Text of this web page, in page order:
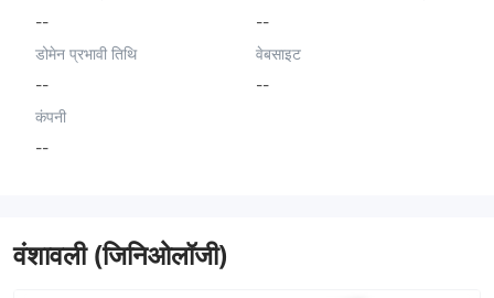
--
--
डोमेन प्रभावी तिथि
--
वेबसाइट
--
कंपनी
--
वंशावली (जिनिओलॉजी)